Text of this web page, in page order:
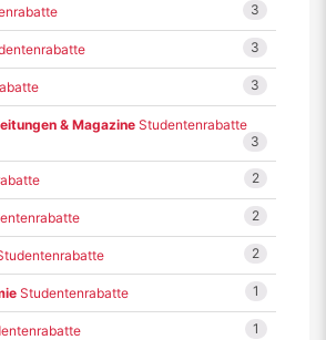
3
3
3
& Magazine Studentenrabatte
3
2
2
2
Studentenrabatte 1
1